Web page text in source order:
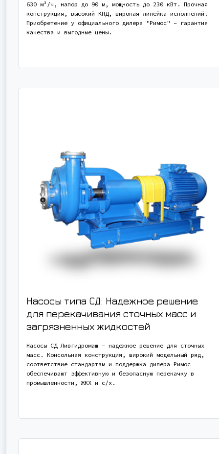
630 м³/ч, напор до 90 м, мощность до 230 кВт. Прочная
конструкция, высокий КПД, широкая линейка исполнений.
Приобретение у официального дилера "Римос" - гарантия
качества и выгодные цены.
Насосы типа СД: Надежное решение
для перекачивания сточных масс и
загрязненных жидкостей
Насосы СД Ливгидромаш – надежное решение для сточных
масс. Консольная конструкция, широкий модельный ряд,
соответствие стандартам и поддержка дилера Римос
обеспечивают эффективную и безопасную перекачку в
промышленности, ЖКХ и с/х.